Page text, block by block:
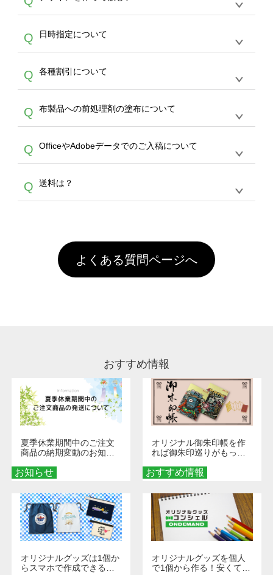
サービスよりも低価格で製作することが可能で
す。
写真などもアップロード可能です。使用できな
い画像はエラーになります。（※ Illustratorか
らの直接入稿には対応していません。AIで保存
し、デザインツールからアップロードして下さ
い）
文のみ受け付けております。30個以上のご製
作をお考えの方は、サポートが担当するエコバ
スをご利用頂ければ、電話やFAX、メールなど
でご注文が可能です。
A
を作って欲しい。などの場合は、製作数量が
30個以上であれば、サポート担当が、デザイ
バッグコンシェル
サー
ビスをご利用ください。(※ 30個以下の場合
は、デザインツールをご利用ください)
Q 日時指定について
A
ん。発送後18時以降に配送業者・伝票番号を
メールでお知らせいたしますので、直接配送業
者にご連絡いただき調整をお願い致します。
Q 各種割引について
A
カート内で自動的に割引(最大50%)が適用され
ます。 【付与ポイント】購入金額の1％が1ポ
イントとして付与され、次回ご注文時に1ポイ
ント＝1円としてお使いいただけます。ポイン
トは発送完了の翌日に付与され、次回ご注文時
からご利用頂けます。ポイントの有効期限は一
年間です。【会員ランク】過去10カ月のご注
文回数により会員ランク割引(最大5%)が適用
頂いても、ログインがされていなければ、ラン
クにカウントがされません。
Q 布製品への前処理剤の塗布について
A
意点（前処理剤）】カラー生地（Tシャツのホ
ワイト、トートバッグのナチュラル、ホワイト
といって、プリントを定着させるための処理剤
を塗布しており、短納期・低価格で商品をお届
害な性質で、水洗いで落とすことが可能です。
お手数ですが、お客様ご自身にて着用前に落と
していただけますようお願いいたします。※1
通常注文・直送機能でのご注文に関わらず、前
Q OfficeやAdobeデータでのご入稿について
A
ません。いずれのデータも該当デザインのみ画
像(JPEG,PNG,GIF,PDF)に変換、またはAdobe
Q 送料は？
引」などによるお値引きで4,000円未満になる
場合は送料がかかりますので、ご注意くださ
い。
よくある質問ページへ
おすすめ情報
お知らせ
夏季休業期間中のご注文
商品の納期変動のお知ら
おすすめ情報
オリジナル御朱印帳を作
れば御朱印巡りがもっと
ダーメイドする魅力と選
び方
オリジナルグッズは1個か
らスマホで作成できる！
オリジナルグッズを個人
で1個から作る！安くて簡